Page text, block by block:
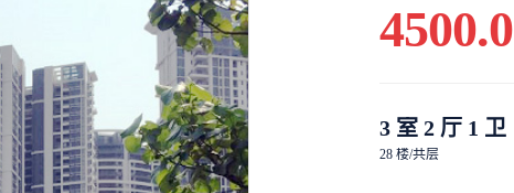
4500.0
3 室 2 厅 1 卫
28 楼/共层